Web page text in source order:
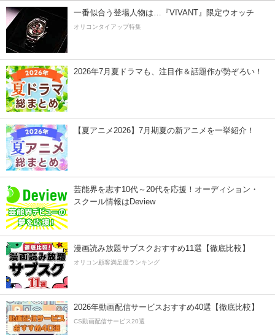
一番似合う登場人物は…『VIVANT』限定ウオッチ
オリコンタイアップ特集
2026年7月夏ドラマも、注目作＆話題作が勢ぞろい！
【夏アニメ2026】7月期夏の新アニメを一挙紹介！
芸能界を志す10代～20代を応援！オーディション・
スクール情報はDeview
漫画読み放題サブスクおすすめ11選【徹底比較】
オリコン顧客満足度ランキング
2026年動画配信サービスおすすめ40選【徹底比較】
CS動画配信サービス20選